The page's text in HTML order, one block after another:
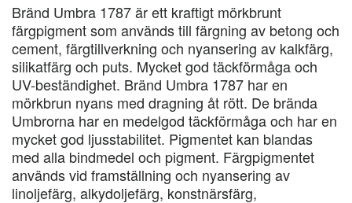
Bränd Umbra 1787 är ett kraftigt mörkbrunt
färgpigment som används till färgning av betong och
cement, färgtillverkning och nyansering av kalkfärg,
silikatfärg och puts. Mycket god täckförmåga och
UV-beständighet. Bränd Umbra 1787 har en
mörkbrun nyans med dragning åt rött. De brända
Umbrorna har en medelgod täckförmåga och har en
mycket god ljusstabilitet. Pigmentet kan blandas
med alla bindmedel och pigment. Färgpigmentet
används vid framställning och nyansering av
linoljefärg, alkydoljefärg, konstnärsfärg,